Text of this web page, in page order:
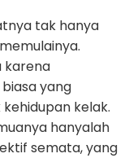
tak hanya
karena
yang
kelak.
hanyalah
semata, yang